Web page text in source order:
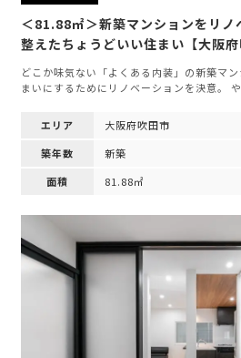
＜81.88㎡＞新築マンションをリノ
整えたちょうどいい住まい【大阪府
どこか味気ない「よくある内装」の新築マ
まいにするためにリノベーションを決意。
エリア
大阪府吹田市
築年数
新築
面積
81.88㎡